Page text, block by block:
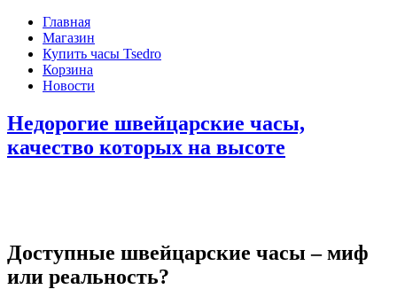
Главная
Магазин
Купить часы Tsedro
Корзина
Новости
Недорогие швейцарские часы,
качество которых на высоте
Доступные швейцарские часы – миф
или реальность?